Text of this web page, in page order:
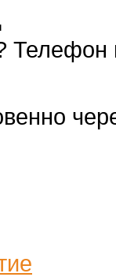
Телефон